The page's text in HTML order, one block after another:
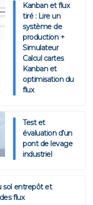
Kanban et flux
tiré : Lire un
système de
production +
Simulateur
Calcul cartes
Kanban et
optimisation du
flux
Test et
évaluation d’un
pont de levage
industriel
sol entrepôt et
flux